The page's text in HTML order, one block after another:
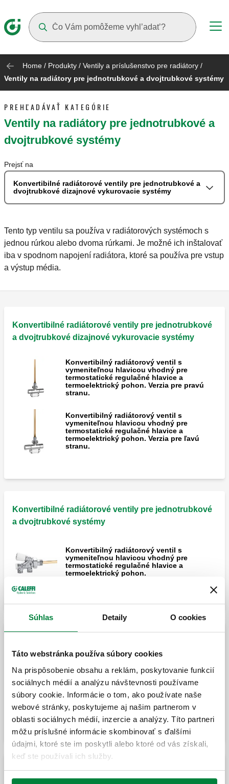
Súhlas Detaily O cookies
Táto webstránka používa súbory cookies
Na prispôsobenie obsahu a reklám, poskytovanie funkcií
sociálnych médií a analýzu návštevnosti používame
súbory cookie. Informácie o tom, ako používate naše
webové stránky, poskytujeme aj našim partnerom v
oblasti sociálnych médií, inzercie a analýzy. Títo partneri
môžu príslušné informácie skombinovať s ďalšími
údajmi, ktoré ste im poskytli alebo ktoré od vás získali,
keď ste používali ich služby.
Home / Produkty / Ventily a príslušenstvo pre radiátory /
Ventily na radiátory pre jednotrubkové a dvojtrubkové systémy
PREHĽADÁVAŤ KATEGÓRIE
Ventily na radiátory pre jednotrubkové a
dvojtrubkové systémy
Prejsť na
Konvertibilné radiátorové ventily pre jednotrubkové a
dvojtrubkové dizajnové vykurovacie systémy
Tento typ ventilu sa používa v radiátorových systémoch s
jednou rúrkou alebo dvoma rúrkami. Je možné ich inštalovať
iba v spodnom napojení radiátora, ktoré sa používa pre vstup
a výstup média.
Konvertibilné radiátorové ventily pre jednotrubkové
a dvojtrubkové dizajnové vykurovacie systémy
Konvertibilný radiátorový ventil s
vymeniteľnou hlavicou vhodný pre
termostatické regulačné hlavice a
termoelektrický pohon. Verzia pre pravú
stranu.
Konvertibilný radiátorový ventil s
vymeniteľnou hlavicou vhodný pre
termostatické regulačné hlavice a
termoelektrický pohon. Verzia pre ľavú
stranu.
Konvertibilné radiátorové ventily pre jednotrubkové
a dvojtrubkové systémy
Konvertibilný radiátorový ventil s
vymeniteľnou hlavicou vhodný pre
termostatické regulačné hlavice a
termoelektrický pohon.
systémy
Konvertibilný radiátorový ventil s
vymeniteľnou hlavicou vhodný pre
termostatické regulačné hlavice a
termoelektrický pohon.
Manuálny ventil pre jednorúrkové systémy